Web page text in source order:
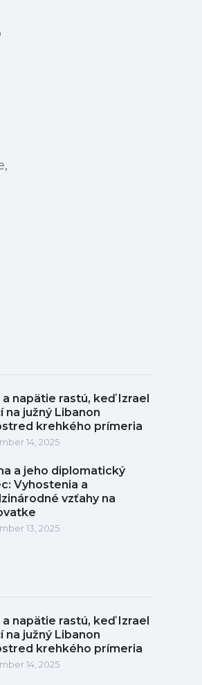
a napätie rastú, keď Izrael
na južný Libanon
krehkého prímeria
14, 2025
a jeho diplomatický
Vyhostenia a
vzťahy na
13, 2025
a napätie rastú, keď Izrael
na južný Libanon
krehkého prímeria
14, 2025